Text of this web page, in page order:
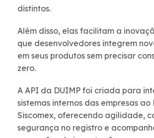
distintos.
Além disso, elas facilitam a
que desenvolvedores integrem
em seus produtos sem precisar
zero.
A API da DUIMP foi criada para
sistemas internos das empresas ao
Siscomex, oferecendo agilidade,
segurança no registro e